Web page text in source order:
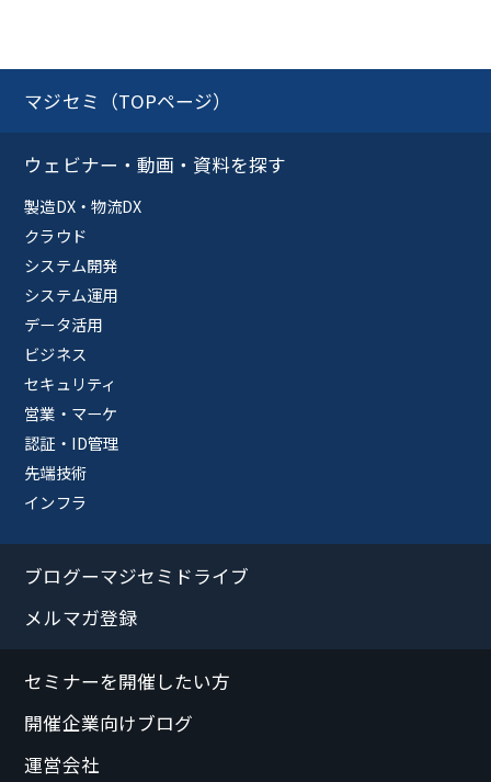
マジセミ（TOPページ）
ウェビナー・動画・資料を探す
製造DX・物流DX
クラウド
システム開発
システム運用
データ活用
ビジネス
セキュリティ
営業・マーケ
認証・ID管理
先端技術
インフラ
ブログーマジセミドライブ
メルマガ登録
セミナーを開催したい方
開催企業向けブログ
運営会社